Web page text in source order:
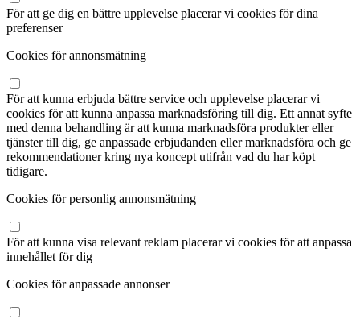
För att ge dig en bättre upplevelse placerar vi cookies för dina
preferenser
Cookies för annonsmätning
För att kunna erbjuda bättre service och upplevelse placerar vi
cookies för att kunna anpassa marknadsföring till dig. Ett annat syfte
med denna behandling är att kunna marknadsföra produkter eller
tjänster till dig, ge anpassade erbjudanden eller marknadsföra och ge
rekommendationer kring nya koncept utifrån vad du har köpt
tidigare.
Cookies för personlig annonsmätning
För att kunna visa relevant reklam placerar vi cookies för att anpassa
innehållet för dig
Cookies för anpassade annonser